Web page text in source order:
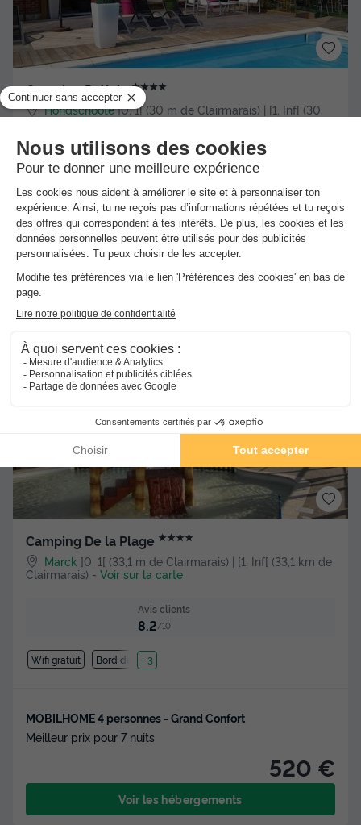
Camping Préjoly★★★★
Hondschoote ]0, 1[ (30 m de Clairmarais) | [1, Inf[ (30
km de Clairmarais)-Voir sur la carte
Avis clients
7.7/10
Wifi payant Bord de mer
+ 2
Meilleur prix pour 7 nuits
Voir les hébergements
Camping De la Plage ★★★★
Marck ]0, 1[ (33,1 m de Clairmarais) | [1, Inf[ (33,1 km de
Clairmarais) - Voir sur la carte
Avis clients
8.2/10
Wifi gratuit Bord de mer
+ 3
MOBILHOME 4 personnes - Grand Confort
Meilleur prix pour 7 nuits
520 €
Voir les hébergements